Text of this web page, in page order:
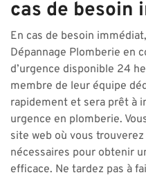
cas de besoin
En cas de besoin
Dépannage Plomberie en
d’urgence disponible 24
membre de leur équipe
rapidement et sera prêt à
urgence en plomberie.
site web où vous
nécessaires pour obtenir
efficace. Ne tardez pas à